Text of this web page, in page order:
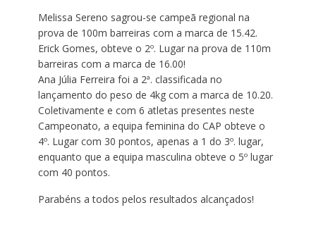
Melissa Sereno sagrou-se campeã regional na
prova de 100m barreiras com a marca de 15.42.
Erick Gomes, obteve o 2º. Lugar na prova de 110m
barreiras com a marca de 16.00!
Ana Júlia Ferreira foi a 2ª. classificada no
lançamento do peso de 4kg com a marca de 10.20.
Coletivamente e com 6 atletas presentes neste
Campeonato, a equipa feminina do CAP obteve o
4º. Lugar com 30 pontos, apenas a 1 do 3º. lugar,
enquanto que a equipa masculina obteve o 5º lugar
com 40 pontos.
Parabéns a todos pelos resultados alcançados!